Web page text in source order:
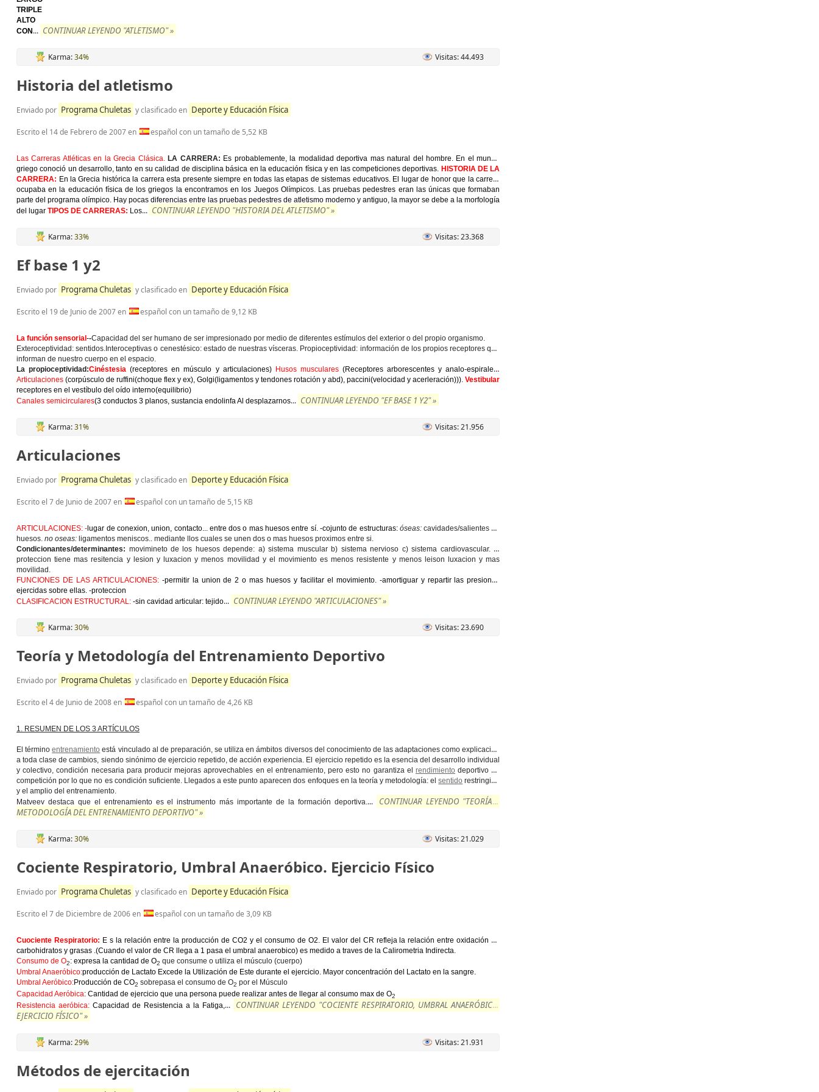
TRIPLE
ALTO
CON ... CONTINUAR LEYENDO "ATLETISMO" »
Karma:34% Visitas: 44.493
Historia del atletismo
Enviado por Programa Chuletas y clasificado en Deporte y Educación Física
Escrito el 14 de Febrero de 2007en español con un tamaño de 5,52 KB
Las Carreras Atléticas en la Grecia Clásica. LA CARRERA: Es probablemente, la modalidad deportiva mas natural del hombre. En el mundo
griego conoció un desarrollo, tanto en su calidad de disciplina básica en la educación física y en las competiciones deportivas. HISTORIA DE LA
CARRERA: En la Grecia histórica la carrera esta presente siempre en todas las etapas de sistemas educativos. El lugar de honor que la carrera
ocupaba en la educación física de los griegos la encontramos en los Juegos Olímpicos. Las pruebas pedestres eran las únicas que formaban
parte del programa olímpico. Hay pocas diferencias entre las pruebas pedestres de atletismo moderno y antiguo, la mayor se debe a la morfología
del lugar TIPOS DE CARRERAS: Los... CONTINUAR LEYENDO "HISTORIA DEL ATLETISMO" »
Karma:33% Visitas: 23.368
Ef base 1 y2
Enviado por Programa Chuletas y clasificado en Deporte y Educación Física
Escrito el 19 de Junio de 2007en español con un tamaño de 9,12 KB
La función sensorial --Capacidad del ser humano de ser impresionado por medio de diferentes estímulos del exterior o del propio organismo.
Exteroceptividad: sentidos. Interoceptivas o cenestésico:estado de nuestras vísceras. Propioceptividad: información de los propios receptores que
informan de nuestro cuerpo en el espacio.
La propioceptividad:Cinéstesia(receptores en músculo y articulaciones)Husos musculares(Receptores arborescentes y analo-espirales)
Articulaciones (corpúsculo de ruffini(choque flex y ex), Golgi(ligamentos y tendones rotación y abd), paccini(velocidad y acerleración))).Vestibular
receptores en el vestíbulo del oído interno(equilibrio)
Canales semicirculares(3 conductos 3 planos, sustancia endolinfa Al desplazarnos... CONTINUAR LEYENDO "EF BASE 1 Y2" »
Karma:31% Visitas: 21.956
Articulaciones
Enviado por Programa Chuletas y clasificado en Deporte y Educación Física
Escrito el 7 de Junio de 2007en español con un tamaño de 5,15 KB
ARTICULACIONES: - lugar de conexion, union, contacto... entre dos o mas huesos entre sí. -cojunto de estructuras: óseas:cavidades/salientes de
huesos. no oseas: ligamentos meniscos.. mediante llos cuales se unen dos o mas huesos proximos entre si.
Condicionantes/determinantes: movimineto de los huesos depende: a) sistema muscular b) sistema nervioso c) sistema cardiovascular. la
proteccion tiene mas resitencia y lesion y luxacion y menos movilidad y el movimiento es menos resistente y menos leison luxacion y mas
movilidad.
FUNCIONES DE LAS ARTICULACIONES:-permitir la union de 2 o mas huesos y facilitar el movimiento. -amortiguar y repartir las presiones
ejercidas sobre ellas. -proteccion
CLASIFICACION ESTRUCTURAL: -sin cavidad articular: tejido... CONTINUAR LEYENDO "ARTICULACIONES" »
Karma:30% Visitas: 23.690
Teoría y Metodología del Entrenamiento Deportivo
Enviado por Programa Chuletas y clasificado en Deporte y Educación Física
Escrito el 4 de Junio de 2008en español con un tamaño de 4,26 KB
1. RESUMEN DE LOS 3 ARTÍCULOS
El términoentrenamiento está vinculado al de preparación, se utiliza en ámbitos diversos del conocimiento de las adaptaciones como explicación
a toda clase de cambios, siendo sinónimo de ejercicio repetido, de acción experiencia. El ejercicio repetido es la esencia del desarrollo individual
y colectivo, condición necesaria para producir mejoras aprovechables en el entrenamiento, pero esto no garantiza elrendimiento deportivo en
competición por lo que no es condición suficiente. Llegados a este punto aparecen dos enfoques en la teoría y metodología: elsentido restringido
y el amplio del entrenamiento.
Matveev destaca que el entrenamiento es el instrumento más importante de la formación deportiva....
CONTINUAR LEYENDO "TEORÍA Y
METODOLOGÍA DEL ENTRENAMIENTO DEPORTIVO" »
Karma:30% Visitas: 21.029
Cociente Respiratorio, Umbral Anaeróbico. Ejercicio Físico
Enviado por Programa Chuletas y clasificado en Deporte y Educación Física
Escrito el 7 de Diciembre de 2006en español con un tamaño de 3,09 KB
Cuociente Respiratorio: E s la relación entre la producción de CO2 y el consumo de O2. El valor del CR refleja la relación entre oxidación de
carbohidratos y grasas .(Cuando el valor de CR llega a 1 pasa el umbral anaerobico) es medido a traves de la Calirometria Indirecta.
Consumo de O2: expresa la cantidad de O2 que consume o utiliza el músculo (cuerpo)
Umbral Anaeróbico:producción de Lactato Excede la Utilización de Este durante el ejercicio. Mayor concentración del Lactato en la sangre.
Umbral Aeróbico:Producción de CO2 sobrepasa el consumo de O2 por el Músculo
Capacidad Aeróbica: Cantidad de ejercicio que una persona puede realizar antes de llegar al consumo max de O2
Resistencia aeróbica: Capacidad de Resistencia a la Fatiga,... CONTINUAR LEYENDO "COCIENTE RESPIRATORIO, UMBRAL ANAERÓBICO.
EJERCICIO FÍSICO" »
Karma:29% Visitas: 21.931
Métodos de ejercitación